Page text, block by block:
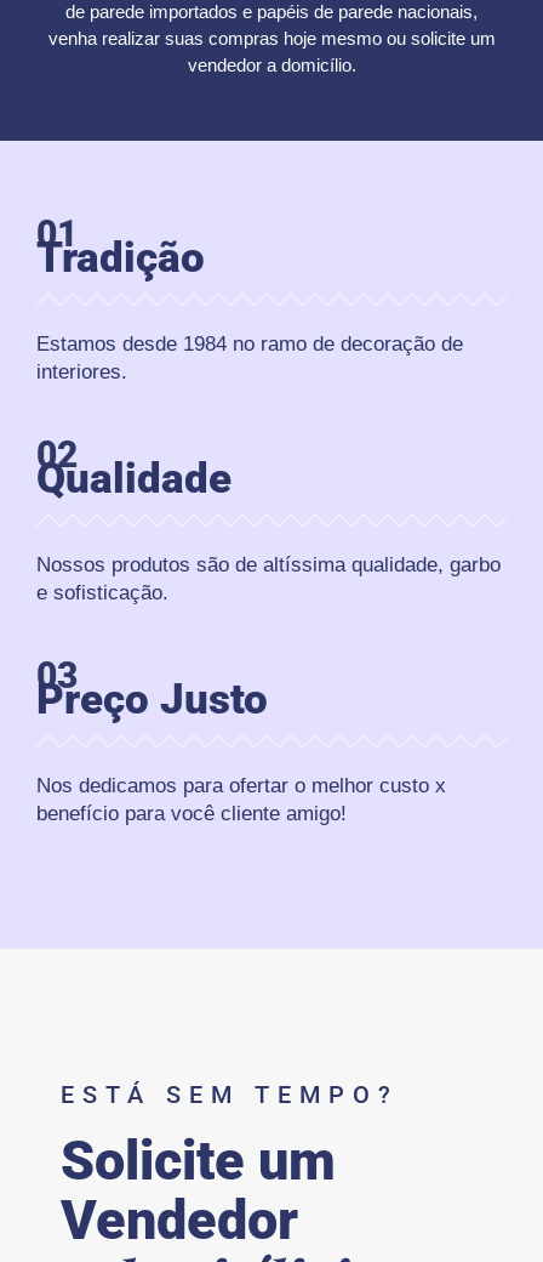
de parede importados e papéis de parede nacionais,
venha realizar suas compras hoje mesmo ou solicite um
vendedor a domicílio.
01
Tradição
Estamos desde 1984 no ramo de decoração de
interiores.
02
Qualidade
Nossos produtos são de altíssima qualidade, garbo
e sofisticação.
03
Preço Justo
Nos dedicamos para ofertar o melhor custo x
benefício para você cliente amigo!
ESTÁ SEM TEMPO?
Solicite um
Vendedor